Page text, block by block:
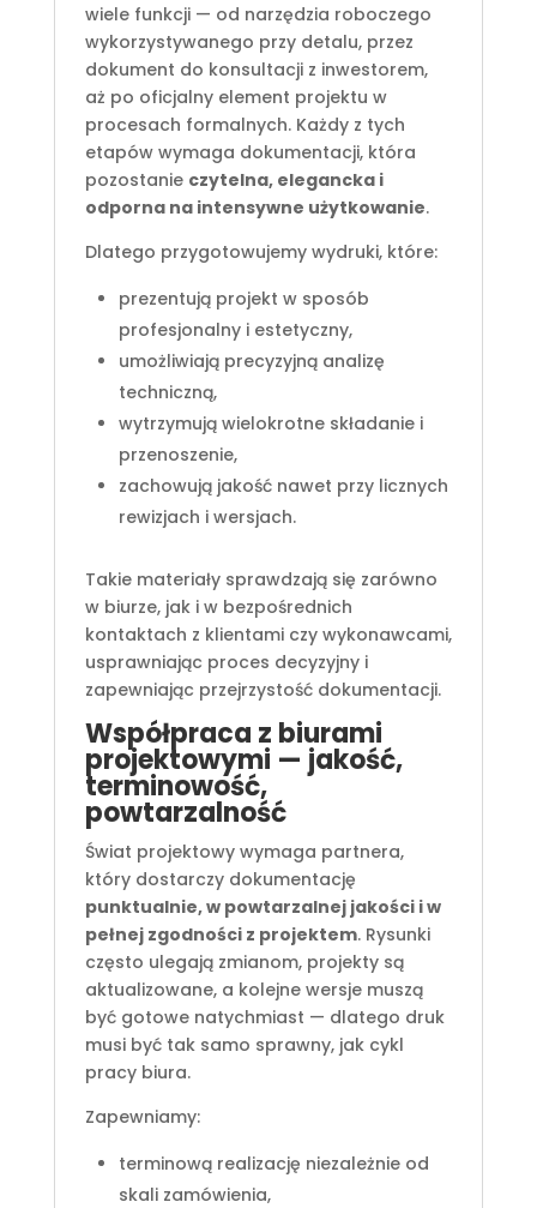
wiele funkcji — od narzędzia roboczego
wykorzystywanego przy detalu, przez
dokument do konsultacji z inwestorem,
aż po oficjalny element projektu w
procesach formalnych. Każdy z tych
etapów wymaga dokumentacji, która
pozostanie czytelna, elegancka i
odporna na intensywne użytkowanie.
Dlatego przygotowujemy wydruki, które:
prezentują projekt w sposób
profesjonalny i estetyczny,
umożliwiają precyzyjną analizę
techniczną,
wytrzymują wielokrotne składanie i
przenoszenie,
zachowują jakość nawet przy licznych
rewizjach i wersjach.
Takie materiały sprawdzają się zarówno
w biurze, jak i w bezpośrednich
kontaktach z klientami czy wykonawcami,
usprawniając proces decyzyjny i
zapewniając przejrzystość dokumentacji.
Współpraca z biurami
projektowymi — jakość,
terminowość,
powtarzalność
Świat projektowy wymaga partnera,
który dostarczy dokumentację
punktualnie, w powtarzalnej jakości i w
pełnej zgodności z projektem. Rysunki
często ulegają zmianom, projekty są
aktualizowane, a kolejne wersje muszą
być gotowe natychmiast — dlatego druk
musi być tak samo sprawny, jak cykl
pracy biura.
Zapewniamy:
terminową realizację niezależnie od
skali zamówienia,